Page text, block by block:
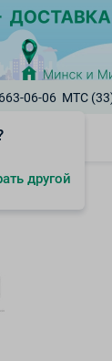
другой
663-06-06 МТС